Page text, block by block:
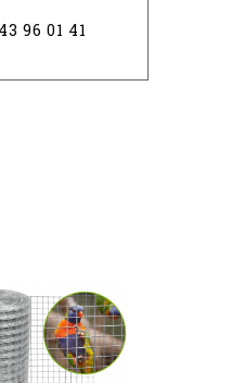
96 01 41